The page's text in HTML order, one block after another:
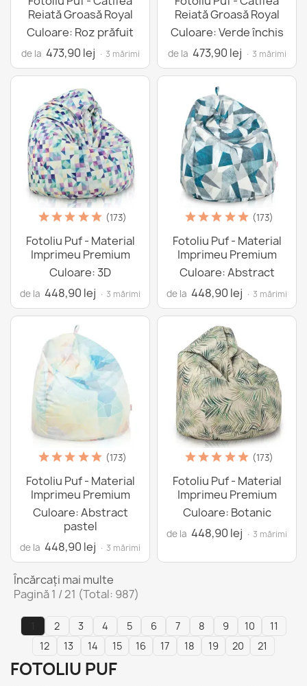
Reiată Groasă Royal
Culoare: Roz prăfuit
de la 473,90 lej · 3 mărimi
Reiată Groasă Royal
Culoare: Verde închis
de la 473,90 lej · 3 mărimi
(173)
Fotoliu Puf - Material
Imprimeu Premium
Culoare: 3D
de la 448,90 lej · 3 mărimi
(173)
Fotoliu Puf - Material
Imprimeu Premium
Culoare: Abstract
de la 448,90 lej · 3 mărimi
(173)
Fotoliu Puf - Material
Imprimeu Premium
Culoare: Abstract
pastel
de la 448,90 lej · 3 mărimi
(173)
Fotoliu Puf - Material
Imprimeu Premium
Culoare: Botanic
de la 448,90 lej · 3 mărimi
Încărcați mai multe
Pagină 1 / 21 (Total: 987)
2 3 4 5 6 7 8 9 10
11
12
13 14 15 16 17 18 19 20 21
FOTOLIU PUF